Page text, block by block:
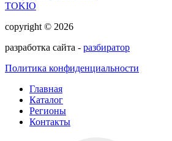
TOKIO
copyright © 2026
разработка сайта - разбиратор
Политика конфиденциальности
Главная
Каталог
Регионы
Контакты